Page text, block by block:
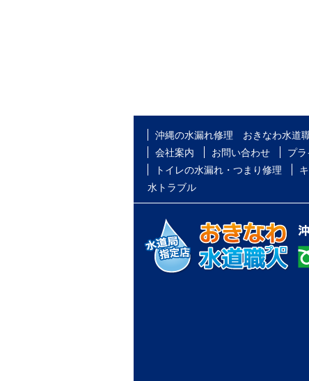
沖縄の水漏れ修理 おきなわ水道
会社案内
お問い合わせ プ
トイレの水漏れ・つまり修理
水トラブル